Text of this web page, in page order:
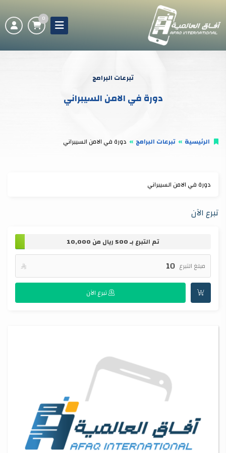
0
تبرعات البرامج
دورة في الامن السيبراني
الرئيسية تبرعات البرامج دورة في الامن السيبراني
دورة في الامن السيبراني
تبرع الآن
تم التبرع بـ500ريال من 10,000
مبلغ التبرع 
تبرع الآن